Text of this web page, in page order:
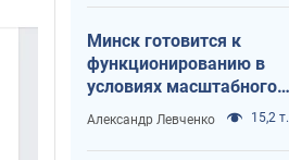
Минск готовится к
функционированию в
условиях масштабного
военного кризиса
Александр Левченко 15,2 т.